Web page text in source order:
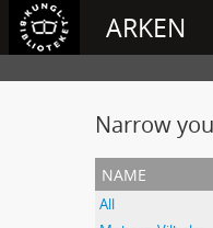
ARKEN
Narrow
name
All